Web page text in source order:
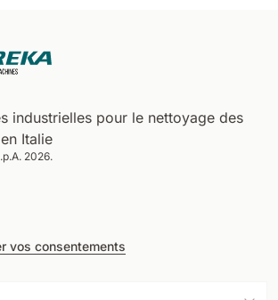
industrielles pour le nettoyage des
Italie
2026.
vos consentements